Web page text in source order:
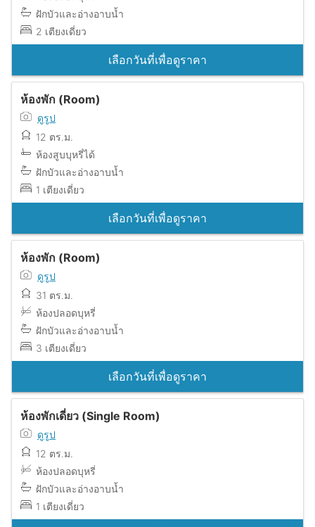
ฝักบัวและอ่างอาบน้ำ
2 เตียงเดี่ยว
เลือกวันที่เพื่อดูราคา
ห้องพัก (Room)
ดูรูป
12 ตร.ม.
ห้องสูบบุหรี่ได้
ฝักบัวและอ่างอาบน้ำ
1 เตียงเดี่ยว
เลือกวันที่เพื่อดูราคา
ห้องพัก (Room)
ดูรูป
31 ตร.ม.
ห้องปลอดบุหรี่
ฝักบัวและอ่างอาบน้ำ
3 เตียงเดี่ยว
เลือกวันที่เพื่อดูราคา
ห้องพักเดี่ยว (Single Room)
ดูรูป
12 ตร.ม.
ห้องปลอดบุหรี่
ฝักบัวและอ่างอาบน้ำ
1 เตียงเดี่ยว